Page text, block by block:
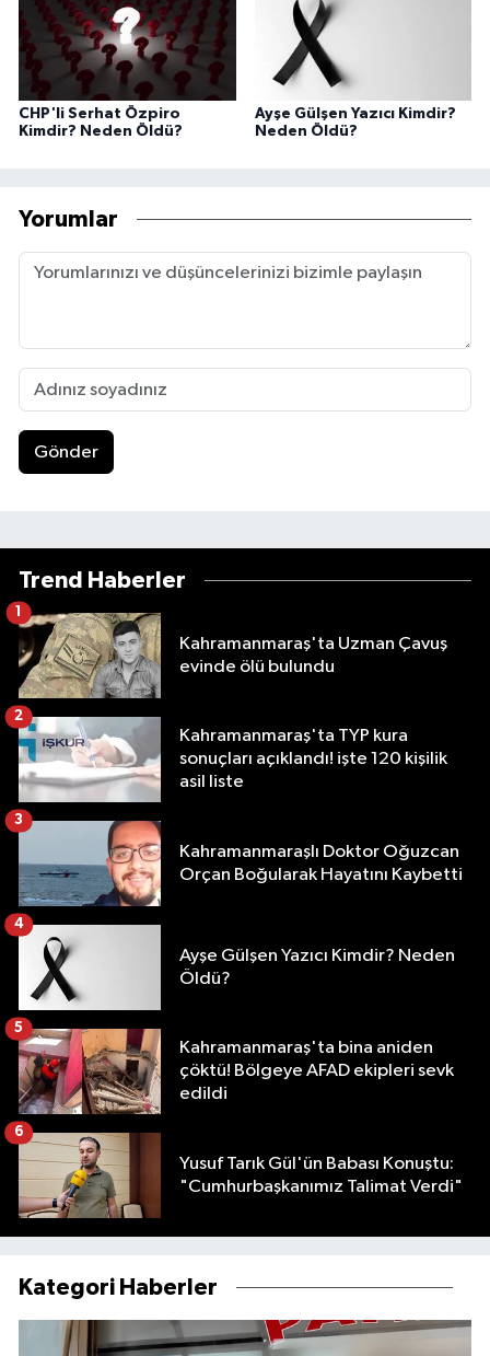
CHP'li Serhat Özpiro
Kimdir? Neden Öldü?
Ayşe Gülşen Yazıcı Kimdir?
Neden Öldü?
Yorumlar
Gönder
Trend Haberler
Kahramanmaraş'ta Uzman Çavuş
evinde ölü bulundu
1
Kahramanmaraş'ta TYP kura
sonuçları açıklandı! işte 120 kişilik
asil liste
2
Kahramanmaraşlı Doktor Oğuzcan
Orçan Boğularak Hayatını Kaybetti
3
Ayşe Gülşen Yazıcı Kimdir? Neden
Öldü?
4
Kahramanmaraş'ta bina aniden
çöktü! Bölgeye AFAD ekipleri sevk
edildi
5
Yusuf Tarık Gül'ün Babası Konuştu:
"Cumhurbaşkanımız Talimat Verdi"
6
Kategori Haberler